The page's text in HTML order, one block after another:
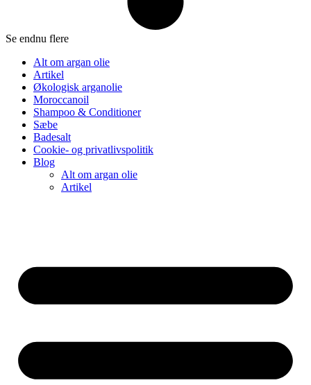
Se endnu flere
Alt om argan olie
Artikel
Økologisk arganolie
Moroccanoil
Shampoo & Conditioner
Sæbe
Badesalt
Cookie- og privatlivspolitik
Blog
Alt om argan olie
Artikel